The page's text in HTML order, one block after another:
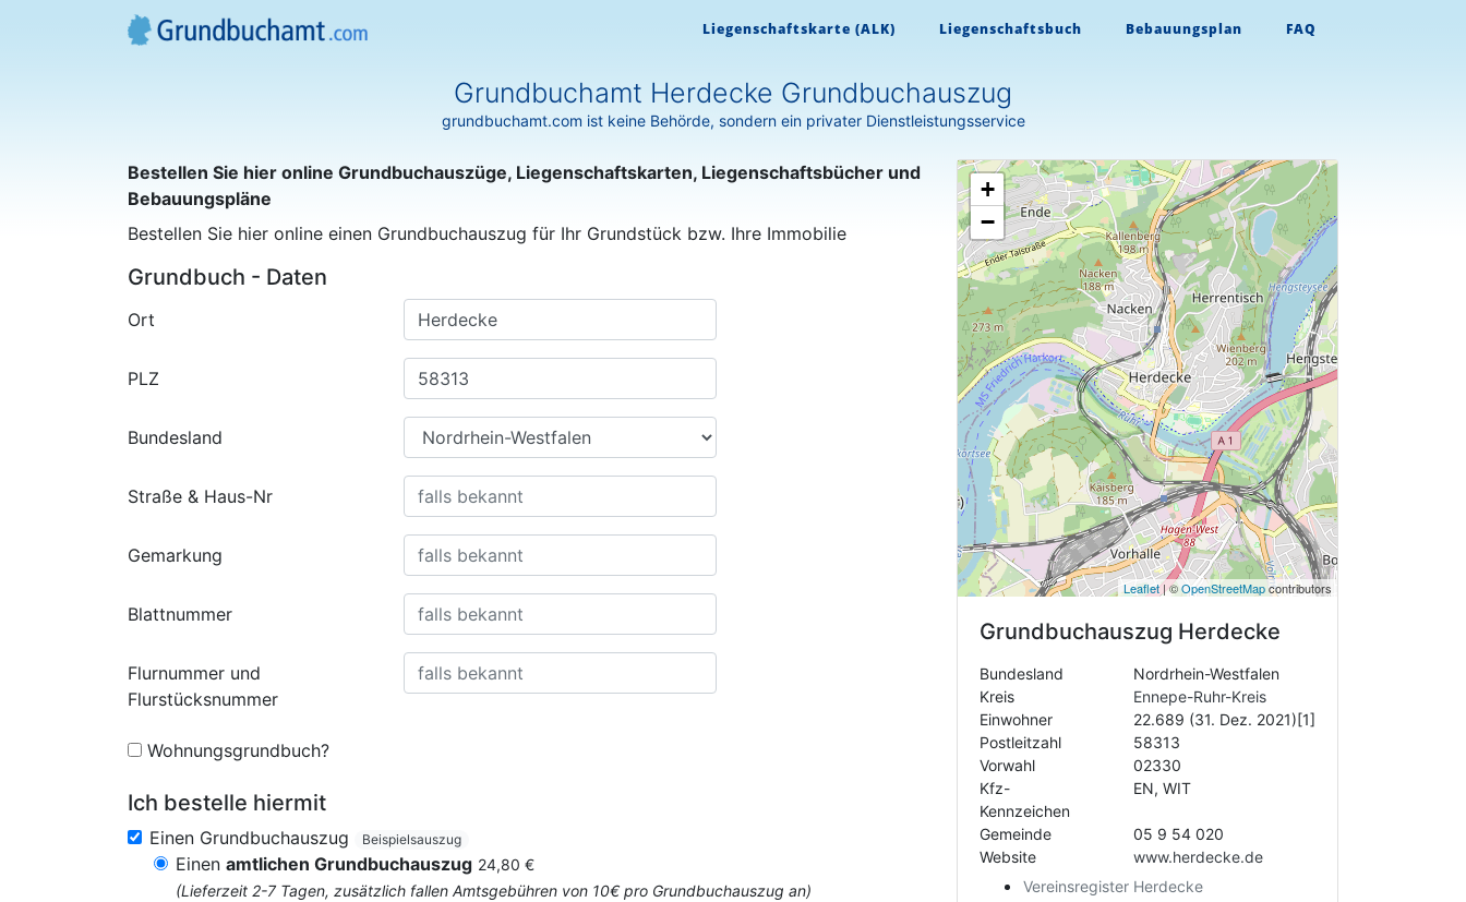
Liegenschaftskarte (ALK) Liegenschaftsbuch Bebauungsplan FAQ
Grundbuchamt Herdecke Grundbuchauszug
grundbuchamt.com ist keine Behörde, sondern ein privater Dienstleistungsservice
Bestellen Sie hier online Grundbuchauszüge, Liegenschaftskarten, Liegenschaftsbücher und
Bebauungspläne
Bestellen Sie hier online einen Grundbuchauszug für Ihr Grundstück bzw. Ihre Immobilie
Grundbuch - Daten
Ort
PLZ
Bundesland
Straße & Haus-Nr
Gemarkung
Blattnummer
Flurnummer und
Flurstücksnummer
Wohnungsgrundbuch?
Ich bestelle hiermit
Einen Grundbuchauszug Beispielsauszug
Einen amtlichen Grundbuchauszug 24,80 €
(Lieferzeit 2-7 Tagen, zusätzlich fallen Amtsgebühren von 10€ pro Grundbuchauszug an)
+
−
Leaflet| ©OpenStreetMapcontributors
Grundbuchauszug Herdecke
Bundesland
Nordrhein-Westfalen
Kreis
Ennepe-Ruhr-Kreis
Einwohner
22.689 (31. Dez. 2021)[1]
Postleitzahl
58313
Vorwahl
02330
Kfz-
Kennzeichen
EN, WIT
Gemeinde
05 9 54 020
Website
www.herdecke.de
Vereinsregister Herdecke